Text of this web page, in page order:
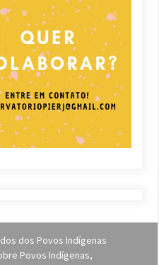
dos Povos Indígenas
Povos Indígenas,